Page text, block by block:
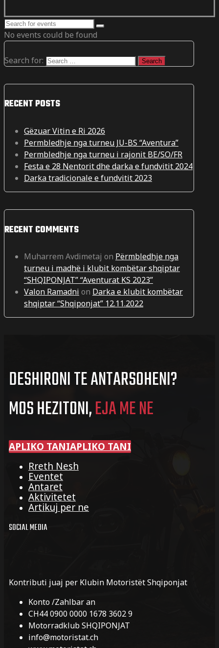
No events could be found
Search for:
RECENT POSTS
Gëzuar Vitin e Ri 2026
Permbledhje nga turneu JU-BS “Aventura”
Permbledhje nga turneu i rajonit BE/SO/FR
Festa e 28 Nentorit dhe darka e fundvitit 2024
Darka tradicionale e fundvitit 2023
RECENT COMMENTS
Muharrem Avdimetaj on Përmbledhje nga
turneu i madhë i klubit kombëtar shqiptar
“SHQIPONJAT” “Aventurat KS 2023”
Valon Ramadni on Darka e klubit kombëtar
shqiptar “Shqiponjat” 12.11.2022
DESHIRONI TE ANTARSOHENI?
MOS HEZITONI,EJA ME NE
APLIKO TANIAPLIKO TANI
Rreth Nesh
Eventet
Antaret
Aktivitetet
Artikuj per ne
SOCIAL MEDIA
Kontributi juaj per Klubin Motoristët Shqiponjat
Konto /Zahlbar an
CH44 0900 0000 1678 3602 9
Motorradklub SHQIPONJAT
info@motoristat.ch